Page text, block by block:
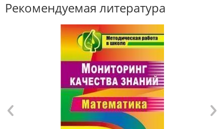
Рекомендуемая литература